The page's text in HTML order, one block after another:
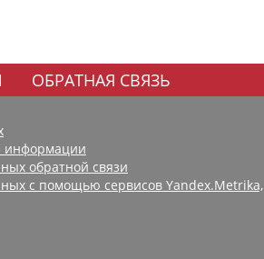
ОБРАТНАЯ СВЯЗЬ
информации
обратной связи
с помощью сервисов Yandex.Metrika,